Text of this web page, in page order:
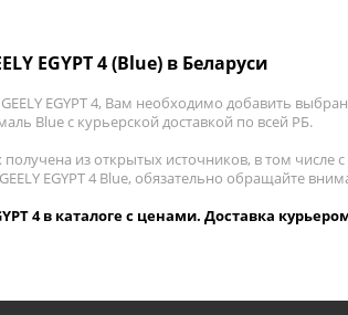
EGYPT 4 (Blue) в Беларуси
EGYPT 4, Вам необходимо добавить
Blue с курьерской доставкой по всей РБ.
из открытых источников, в том числе
EGYPT 4 Blue, обязательно обращайте
4 в каталоге с ценами. Доставка